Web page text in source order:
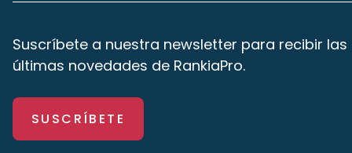
Suscríbete a nuestra newsletter para recibir las
últimas novedades de RankiaPro.
SUSCRÍBETE